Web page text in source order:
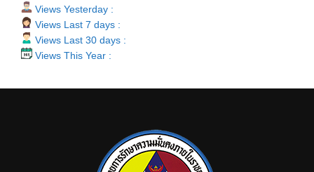
Views Yesterday :
Views Last 7 days :
Views Last 30 days :
Views This Year :